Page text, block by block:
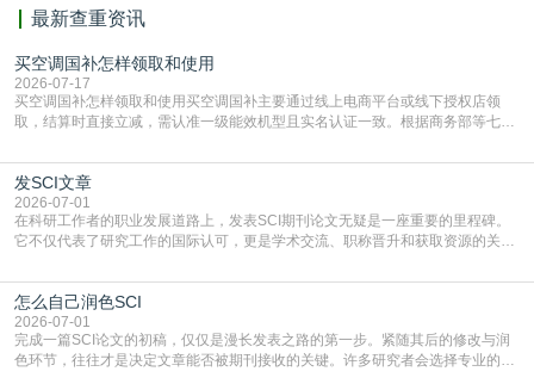
最新查重资讯
买空调国补怎样领取和使用
2026-07-17
买空调国补怎样领取和使用买空调国补主要通过线上电商平台或线下授权店领
取，结算时直接立减‌，需认准一级能效机型且实名认证一致。根据商务部等七部
能领到补贴首选‌京东APP‌搜索专属口令(如【家电补贴1637】、【国补立省
4949】等，口令会随活动更新，以页面显示为准)进入补贴专场。淘宝/天猫也可
复制粘贴【8$FKFGgJq
发SCI文章
2026-07-01
在科研工作者的职业发展道路上，发表SCI期刊论文无疑是一座重要的里程碑。
它不仅代表了研究工作的国际认可，更是学术交流、职称晋升和获取资源的关键
战与困惑。从选题立意到投稿回应，每一步都需要精心的策略与扎实的工作。本
篇AEIC学术交流中心小编就为大家介绍“发SCI文章”。一、精准定位是成功的第
一步发表SCI文章，首要解决的问题是“投
怎么自己润色SCI
2026-07-01
完成一篇SCI论文的初稿，仅仅是漫长发表之路的第一步。紧随其后的修改与润
色环节，往往才是决定文章能否被期刊接收的关键。许多研究者会选择专业的语